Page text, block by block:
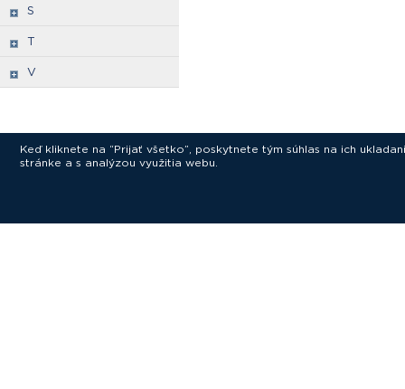
S
T
V
Keď kliknete na “Prijať všetko”, poskytnete tým súhlas na ich
stránke a s analýzou využitia webu.